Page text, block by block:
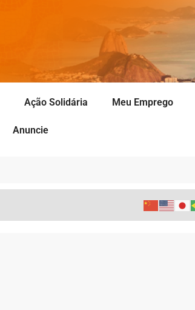
Ação Solidária Meu Emprego
Anuncie